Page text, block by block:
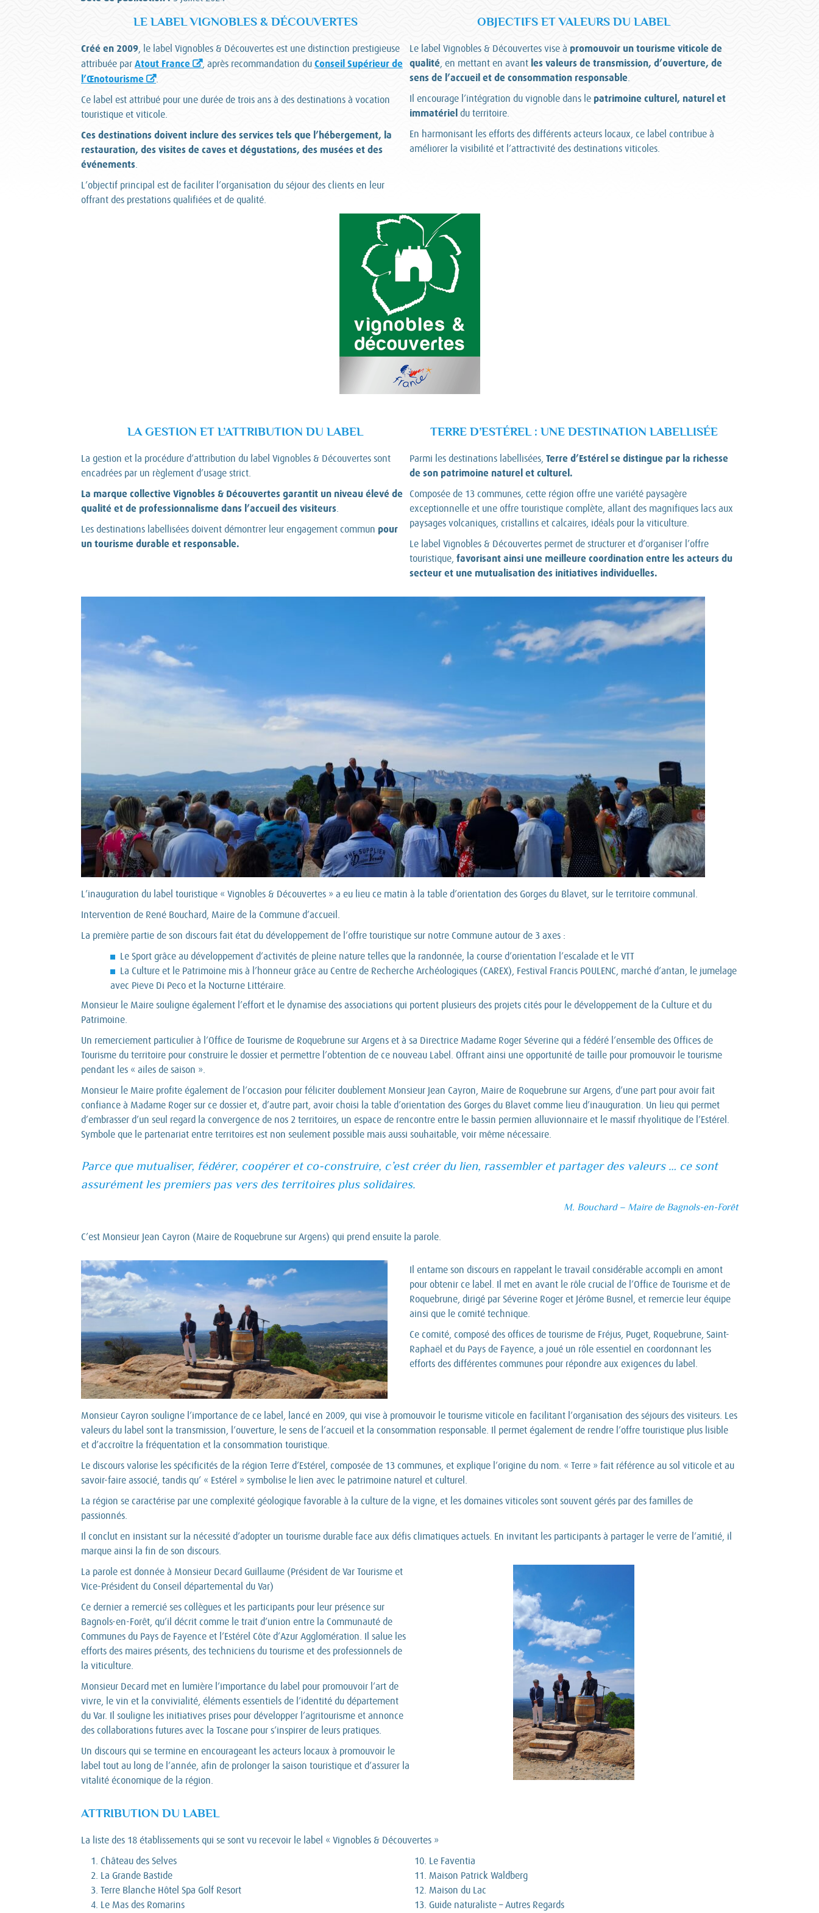
LE LABEL VIGNOBLES & DÉCOUVERTES
Créé en 2009 , le label Vignobles & Découvertes est une distinction prestigieuse
attribuée par Atout France , après recommandation du Conseil Supérieur de
l’Œnotourisme
.
Ce label est attribué pour une durée de trois ans à des destinations à vocation
touristique et viticole.
Ces destinations doivent inclure des services tels que l’hébergement, la
restauration, des visites de caves et dégustations, des musées et des
événements
L’objectif principal est de faciliter l’organisation du séjour des clients en leur
offrant des prestations qualifiées et de qualité.
OBJECTIFS ET VALEURS DU LABEL
Le label Vignobles & Découvertes vise à promouvoir un tourisme viticole de
qualité , en mettant en avant les valeurs de transmission, d’ouverture, de
sens de l’accueil et de consommation responsable
Il encourage l’intégration du vignoble dans le patrimoine culturel, naturel et
immatériel du territoire.
En harmonisant les efforts des différents acteurs locaux, ce label contribue à
améliorer la visibilité et l’attractivité des destinations viticoles.
LA GESTION ET L’ATTRIBUTION DU LABEL
La gestion et la procédure d’attribution du label Vignobles & Découvertes sont
encadrées par un règlement d’usage strict.
La marque collective Vignobles & Découvertes garantit un niveau élevé de
qualité et de professionnalisme dans l’accueil des visiteurs
Les destinations labellisées doivent démontrer leur engagement commun pour
un tourisme durable et responsable.
TERRE D’ESTÉREL : UNE DESTINATION LABELLISÉE
Parmi les destinations labellisées, Terre d’Estérel se distingue par la richesse
de son patrimoine naturel et culturel.
Composée de 13 communes, cette région offre une variété paysagère
exceptionnelle et une offre touristique complète, allant des magnifiques lacs aux
paysages volcaniques, cristallins et calcaires, idéals pour la viticulture.
Le label Vignobles & Découvertes permet de structurer et d’organiser l’offre
touristique, favorisant ainsi une meilleure coordination entre les acteurs du
secteur et une mutualisation des initiatives individuelles.
L’inauguration du label touristique « Vignobles & Découvertes » a eu lieu ce matin à la table d’orientation des Gorges du Blavet, sur le territoire communal.
Intervention de René Bouchard, Maire de la Commune d’accueil.
La première partie de son discours fait état du développement de l’offre touristique sur notre Commune autour de 3 axes :
Le Sport grâce au développement d’activités de pleine nature telles que la randonnée, la course d’orientation l’escalade et le VTT
La Culture et le Patrimoine mis à l’honneur grâce au Centre de Recherche Archéologiques (CAREX), Festival Francis POULENC, marché d’antan, le jumelage
avec Pieve Di Peco et la Nocturne Littéraire.
Monsieur le Maire souligne également l’effort et le dynamise des associations qui portent plusieurs des projets cités pour le développement de la Culture et du
Patrimoine.
Un remerciement particulier à l’Office de Tourisme de Roquebrune sur Argens et à sa Directrice Madame Roger Séverine qui a fédéré l’ensemble des Offices de
Tourisme du territoire pour construire le dossier et permettre l’obtention de ce nouveau Label. Offrant ainsi une opportunité de taille pour promouvoir le tourisme
pendant les « ailes de saison ».
Monsieur le Maire profite également de l’occasion pour féliciter doublement Monsieur Jean Cayron, Maire de Roquebrune sur Argens, d’une part pour avoir fait
confiance à Madame Roger sur ce dossier et, d’autre part, avoir choisi la table d’orientation des Gorges du Blavet comme lieu d’inauguration. Un lieu qui permet
d’embrasser d’un seul regard la convergence de nos 2 territoires, un espace de rencontre entre le bassin permien alluvionnaire et le massif rhyolitique de l’Estérel.
Symbole que le partenariat entre territoires est non seulement possible mais aussi souhaitable, voir même nécessaire.
Parce que mutualiser, fédérer, coopérer et co-construire, c’est créer du lien, rassembler et partager des valeurs … ce sont
assurément les premiers pas vers des territoires plus solidaires.
M. Bouchard – Maire de Bagnols-en-Forêt
C’est Monsieur Jean Cayron (Maire de Roquebrune sur Argens) qui prend ensuite la parole.
Il entame son discours en rappelant le travail considérable accompli en amont
pour obtenir ce label. Il met en avant le rôle crucial de l’Office de Tourisme et de
Roquebrune, dirigé par Séverine Roger et Jérôme Busnel, et remercie leur équipe
ainsi que le comité technique.
Ce comité, composé des offices de tourisme de Fréjus, Puget, Roquebrune, Saint-
Raphaël et du Pays de Fayence, a joué un rôle essentiel en coordonnant les
efforts des différentes communes pour répondre aux exigences du label.
Monsieur Cayron souligne l’importance de ce label, lancé en 2009, qui vise à promouvoir le tourisme viticole en facilitant l’organisation des séjours des visiteurs. Les
valeurs du label sont la transmission, l’ouverture, le sens de l’accueil et la consommation responsable. Il permet également de rendre l’offre touristique plus lisible
et d’accroître la fréquentation et la consommation touristique.
Le discours valorise les spécificités de la région Terre d’Estérel, composée de 13 communes, et explique l’origine du nom. « Terre » fait référence au sol viticole et au
savoir-faire associé, tandis qu’ « Estérel » symbolise le lien avec le patrimoine naturel et culturel.
La région se caractérise par une complexité géologique favorable à la culture de la vigne, et les domaines viticoles sont souvent gérés par des familles de
passionnés.
Il conclut en insistant sur la nécessité d’adopter un tourisme durable face aux défis climatiques actuels. En invitant les participants à partager le verre de l’amitié, il
marque ainsi la fin de son discours.
La parole est donnée à Monsieur Decard Guillaume (Président de Var Tourisme et
Vice-Président du Conseil départemental du Var)
Ce dernier a remercié ses collègues et les participants pour leur présence sur
Bagnols-en-Forêt, qu’il décrit comme le trait d’union entre la Communauté de
Communes du Pays de Fayence et l’Estérel Côte d’Azur Agglomération. Il salue les
efforts des maires présents, des techniciens du tourisme et des professionnels de
la viticulture.
Monsieur Decard met en lumière l’importance du label pour promouvoir l’art de
vivre, le vin et la convivialité, éléments essentiels de l’identité du département
du Var. Il souligne les initiatives prises pour développer l’agritourisme et annonce
des collaborations futures avec la Toscane pour s’inspirer de leurs pratiques.
Un discours qui se termine en encourageant les acteurs locaux à promouvoir le
label tout au long de l’année, afin de prolonger la saison touristique et d’assurer la
vitalité économique de la région.
ATTRIBUTION DU LABEL
La liste des 18 établissements qui se sont vu recevoir le label « Vignobles & Découvertes »
Château des Selves
La Grande Bastide
Terre Blanche Hôtel Spa Golf Resort
Le Mas des Romarins
Le Faventia
Maison Patrick Waldberg
Maison du Lac
Guide naturaliste – Autres Regards